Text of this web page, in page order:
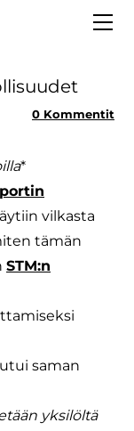
0 Kommentit
*
vilkasta
tämän
STM:n
saman
yksilöltä